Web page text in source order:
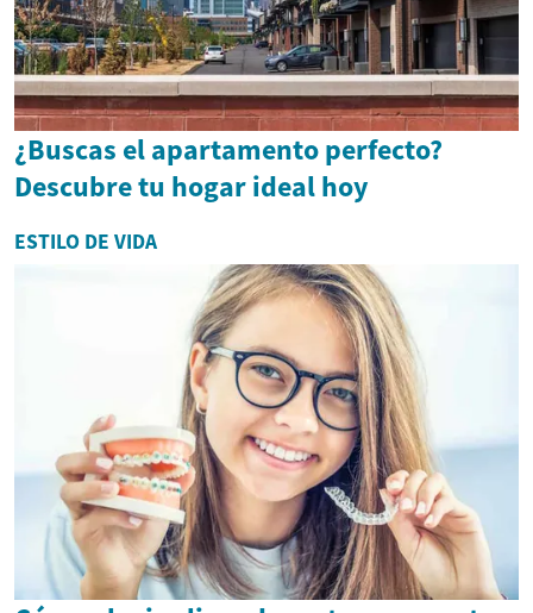
¿Buscas el apartamento perfecto?
Descubre tu hogar ideal hoy
ESTILO DE VIDA